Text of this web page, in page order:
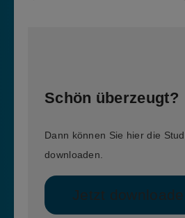
Schön überzeugt?
Dann können Sie hier die
downloaden.
Jetzt